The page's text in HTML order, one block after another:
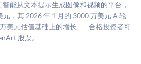
公司折扣，以反映流动性不足和信
构成投资建议，可能与实际交易价
能从文本提示生成图像和视频的平台，
，其 2026 年 1 月的 3000 万美元 A 轮
美元估值基础上的增长——合格投资者可
股票。